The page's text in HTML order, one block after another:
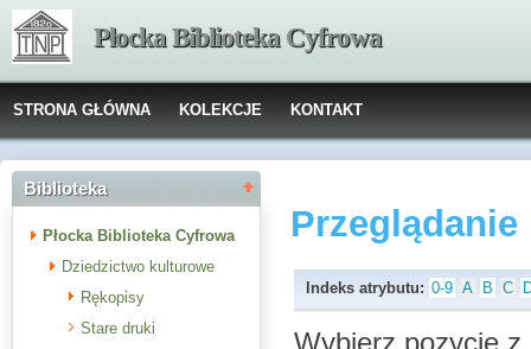
Płocka Biblioteka Cyfrowa
STRONA GŁÓWNA KOLEKCJE KONTAKT
Biblioteka
Płocka Biblioteka Cyfrowa
Dziedzictwo kulturowe
Rękopisy
Stare druki
Indeks atrybutu: 0-9 A B C
Wybierz pozycję